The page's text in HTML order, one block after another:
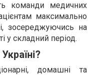
команди медичних
максимально
зосереджуючись на
у складний період.
домашні та